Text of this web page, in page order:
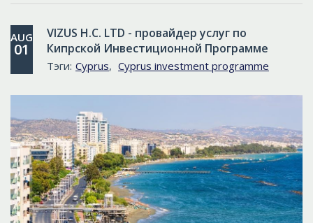
ИНФОРМАЦИЯ
AUG
01
VIZUS H.C. LTD - провайдер услуг по
Кипрской Инвестиционной Программе
Тэги: Cyprus, Cyprus investment programme